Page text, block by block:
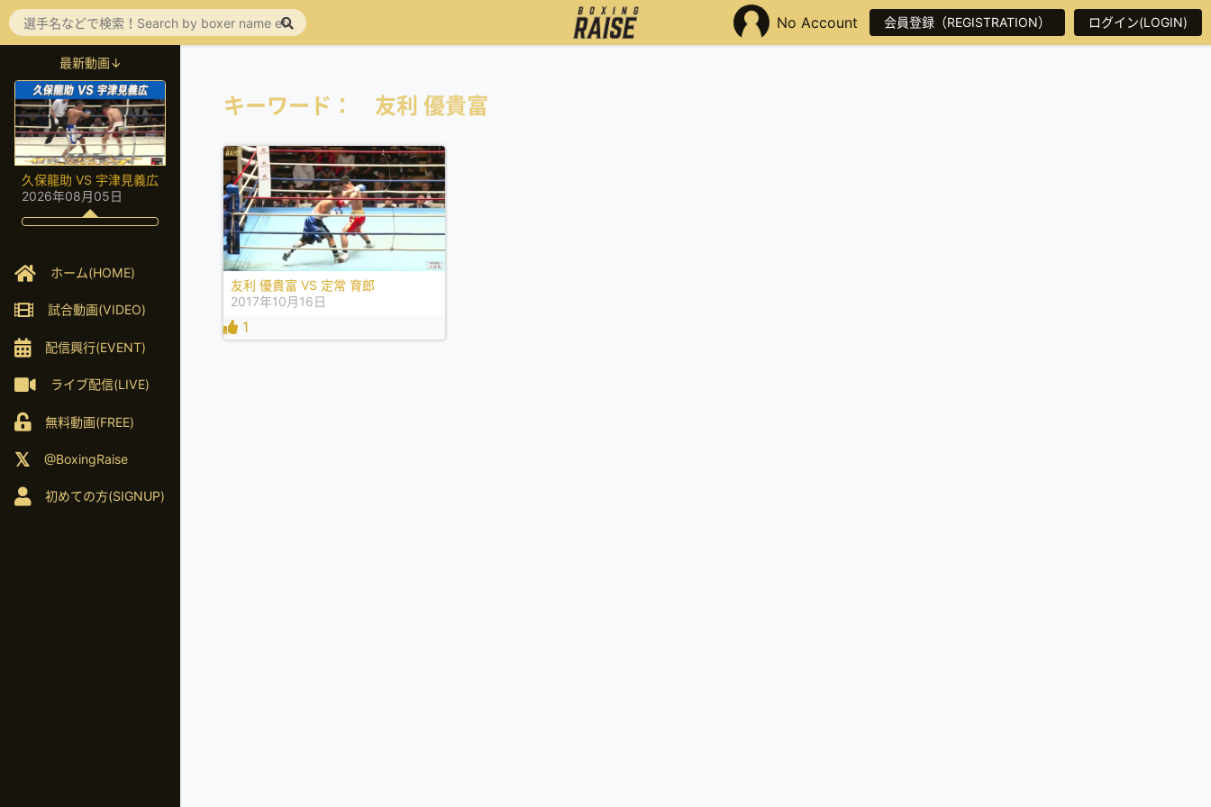
No Account 会員登録（REGISTRATION） ログイン(LOGIN)
最新動画↓
久保龍助 VS 宇津見義広
2026年08月05日
ホーム(HOME)
試合動画(VIDEO)
配信興行(EVENT)
ライブ配信(LIVE)
無料動画(FREE)
@BoxingRaise
初めての方(SIGNUP)
キーワード： 友利 優貴富
友利 優貴富 VS 定常 育郎
2017年10月16日
1